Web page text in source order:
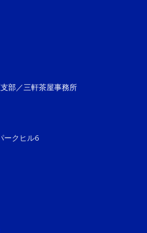
部／三軒茶屋事務所
ークヒル6